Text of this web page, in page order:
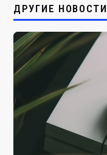
ДРУГИЕ НОВОСТИ